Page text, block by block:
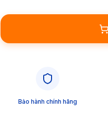
Bảo hành chính hãng